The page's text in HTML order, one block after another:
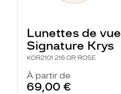
Lunettes de vue
Signature Krys
KOR2101 216 OR ROSE
À partir de
69,00 €